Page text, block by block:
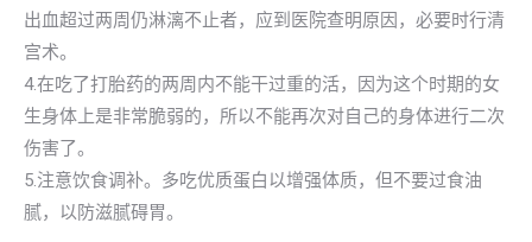
出血超过两周仍淋漓不止者，应到医院查明原因，必要时行清
宫术。
4.在吃了打胎药的两周内不能干过重的活，因为这个时期的女
生身体上是非常脆弱的，所以不能再次对自己的身体进行二次
伤害了。
5.注意饮食调补。多吃优质蛋白以增强体质，但不要过食油
腻，以防滋腻碍胃。